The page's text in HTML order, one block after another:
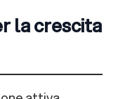
la crescita